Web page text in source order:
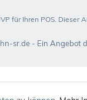
für Ihren POS.
sr.de - Ein Angebot